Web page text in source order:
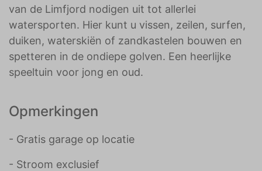
van de Limfjord nodigen uit tot allerlei
watersporten. Hier kunt u vissen, zeilen, surfen,
duiken, waterskiën of zandkastelen bouwen en
spetteren in de ondiepe golven. Een heerlijke
speeltuin voor jong en oud.
Opmerkingen
- Gratis garage op locatie
- Stroom exclusief